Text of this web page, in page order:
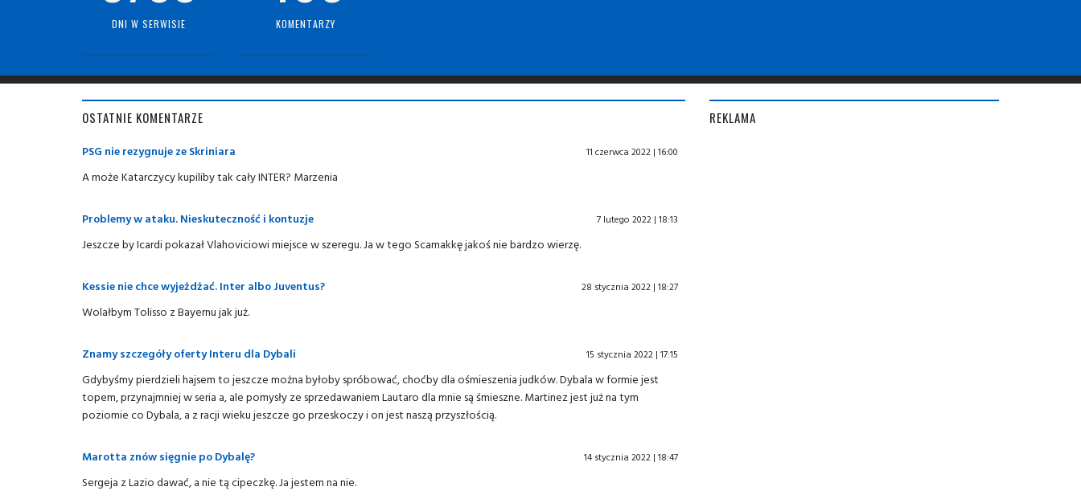
DNI W SERWISIE KOMENTARZY
OSTATNIE KOMENTARZE
PSG nie rezygnuje ze Skriniara 11 czerwca 2022 | 16:00
A może Katarczycy kupiliby tak cały INTER? Marzenia
Problemy w ataku. Nieskuteczność i kontuzje 7 lutego 2022 | 18:13
Jeszcze by Icardi pokazał Vlahoviciowi miejsce w szeregu. Ja w tego Scamakkę jakoś nie bardzo wierzę.
Kessie nie chce wyjeżdżać. Inter albo Juventus? 28 stycznia 2022 | 18:27
Wolałbym Tolisso z Bayernu jak już.
Znamy szczegóły oferty Interu dla Dybali 15 stycznia 2022 | 17:15
Gdybyśmy pierdzieli hajsem to jeszcze można byłoby spróbować, choćby dla ośmieszenia judków. Dybala w formie jest
topem, przynajmniej w seria a, ale pomysły ze sprzedawaniem Lautaro dla mnie są śmieszne. Martinez jest już na tym
poziomie co Dybala, a z racji wieku jeszcze go przeskoczy i on jest naszą przyszłością.
Marotta znów sięgnie po Dybalę? 14 stycznia 2022 | 18:47
Sergeja z Lazio dawać, a nie tą cipeczkę. Ja jestem na nie.
REKLAMA